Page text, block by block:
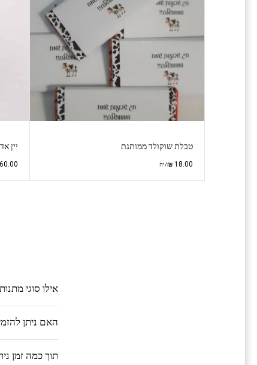
טבלת שוקולד ממותגת
₪ 18.00 /יח
יין
אילו סוגי
האם ניתן
תוך כמה זמן